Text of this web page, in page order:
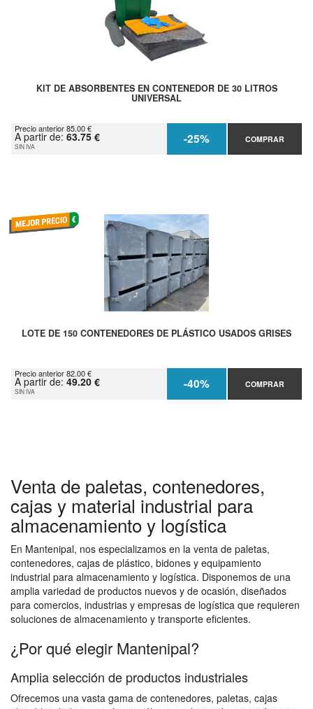
KIT DE ABSORBENTES EN CONTENEDOR DE 30 LITROS
UNIVERSAL
Precio anterior 85.00 €
A partir de: 63.75 €
SIN IVA -25% COMPRAR
LOTE DE 150 CONTENEDORES DE PLÁSTICO USADOS GRISES
Precio anterior 82.00 €
A partir de: 49.20 €
SIN IVA -40% COMPRAR
Venta de paletas, contenedores,
cajas y material industrial para
almacenamiento y logística
En Mantenipal, nos especializamos en la venta de paletas,
contenedores, cajas de plástico, bidones y equipamiento
industrial para almacenamiento y logística. Disponemos de una
amplia variedad de productos nuevos y de ocasión, diseñados
para comercios, industrias y empresas de logística que requieren
soluciones de almacenamiento y transporte eficientes.
¿Por qué elegir Mantenipal?
Amplia selección de productos industriales
Ofrecemos una vasta gama de contenedores, paletas, cajas